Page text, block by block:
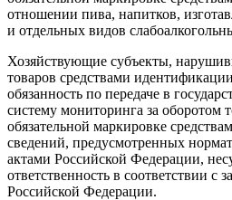
отношении пива, напитков,
и отдельных видов
Хозяйствующие субъекты,
товаров средствами
обязанность по передаче в
систему мониторинга за оборотом
обязательной маркировке
сведений, предусмотренных
актами Российской Федерации,
ответственность в соответствии с
Российской Федерации.